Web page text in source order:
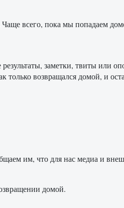
всего, пока мы попадаем
заметки, твиты или
только возвращался домой, и
им, что для нас медиа и
домой.